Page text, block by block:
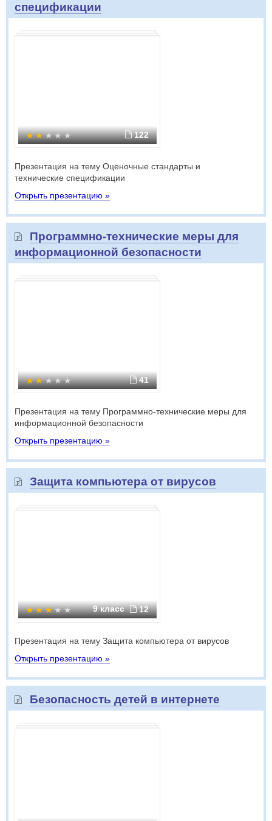
спецификации
122
Презентация на тему Оценочные стандарты и
технические спецификации
Открыть презентацию »
Программно-технические меры для
информационной безопасности
41
Презентация на тему Программно-технические меры для
информационной безопасности
Открыть презентацию »
Защита компьютера от вирусов
9 класс 12
Презентация на тему Защита компьютера от вирусов
Открыть презентацию »
Безопасность детей в интернете